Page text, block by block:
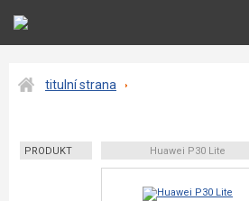
titulní strana
PRODUKT Huawei P30 Lite